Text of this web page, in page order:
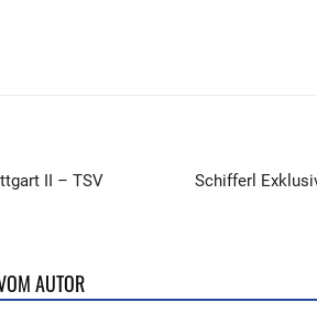
II – TSV
Schifferl
AUTOR